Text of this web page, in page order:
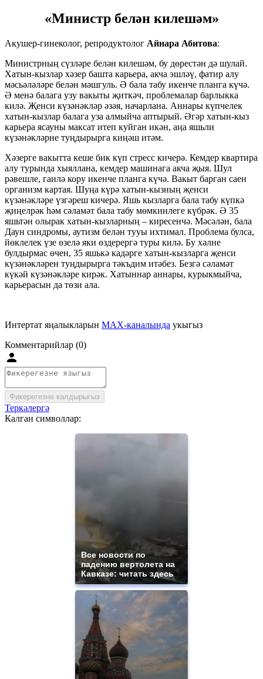
«Министр белән килешәм»
Акушер-гинеколог, репродуктолог Айнара Абитова:
Министрның сүзләре белән килешәм, бу дөрестән дә шулай.
Хатын-кызлар хәзер башта карьера, акча эшләү, фатир алу
мәсьәләләре белән мәшгуль. Ә бала табу икенче планга күчә.
Ә менә балага узу вакыты җиткәч, проблемалар барлыкка
килә. Җенси күзәнәкләр әзәя, начарлана. Аннары күпчелек
хатын-кызлар балага уза алмыйча аптырый. Әгәр хатын-кыз
карьера ясауны максат итеп куйган икән, аңа яшьли
күзәнәкләрне туңдырырга киңәш итәм.
Хәзерге вакытта кеше бик күп стресс кичерә. Кемдер квартира
алу турында хыяллана, кемдер машинага акча җыя. Шул
рәвешле, гаилә кору икенче планга күчә. Вакыт барган саен
организм картая. Шуңа күрә хатын-кызның җенси
күзәнәкләре үзгәреш кичерә. Яшь кызларга бала табу күпкә
җиңелрәк һәм сәламәт бала табу мөмкинлеге күбрәк. Ә 35
яшьтән олырак хатын-кызларның – киресенчә. Мәсәлән, бала
Даун синдромы, аутизм белән тууы ихтимал. Проблема булса,
йөклелек үзе өзелә яки өздерергә туры килә. Бу хәлне
булдырмас өчен, 35 яшькә кадәрге хатын-кызларга җенси
күзәнәкләрен туңдырырга тәкъдим итәбез. Безгә сәламәт
күкәй күзәнәкләре кирәк. Хатыннар аннары, курыкмыйча,
карьерасын да төзи ала.
Интертат яңалыкларын MAX-каналында укыгыз
Комментарийлар (0)
Фикерегезне калдырыгыз
Теркәлергә
Калган символлар:
Все новости по
падению вертолета на
Кавказе: читать здесь